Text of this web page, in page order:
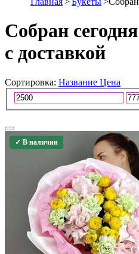
Собран
с доставкой
Сортировка: Название Цена
✓ В наличии